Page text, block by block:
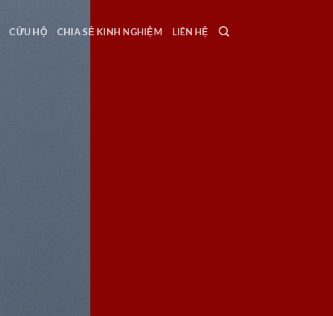
CỨU HỘ CHIA SẺ KINH NGHIỆM LIÊN HỆ